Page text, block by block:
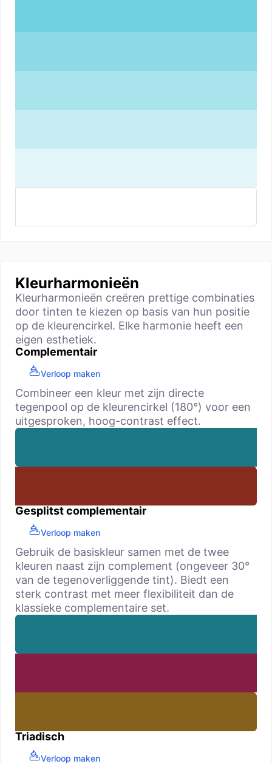
Kleurharmonieën
Kleurharmonieën creëren prettige combinaties
door tinten te kiezen op basis van hun positie
op de kleurencirkel. Elke harmonie heeft een
eigen esthetiek.
Complementair
Verloop maken
Combineer een kleur met zijn directe
tegenpool op de kleurencirkel (180°) voor een
uitgesproken, hoog-contrast effect.
Gesplitst complementair
Verloop maken
Gebruik de basiskleur samen met de twee
kleuren naast zijn complement (ongeveer 30°
van de tegenoverliggende tint). Biedt een
sterk contrast met meer flexibiliteit dan de
klassieke complementaire set.
Triadisch
Verloop maken